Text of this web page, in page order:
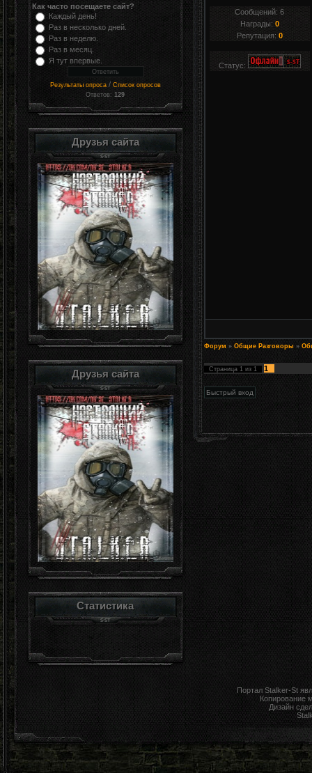
Как часто посещаете сайт?
Каждый день!
Раз в несколько дней.
Раз в неделю.
Раз в месяц.
Я тут впервые.
Результаты опроса / Список опросов
Ответов:129
Друзья сайта
Друзья сайта
Статистика
Сообщений:6
Награды: 0
Репутация: 0
Статус:
Форум » Общие Разговоры »
Страница 1 из 1 1
Портал Stalker-St
Копирование
Дизайн